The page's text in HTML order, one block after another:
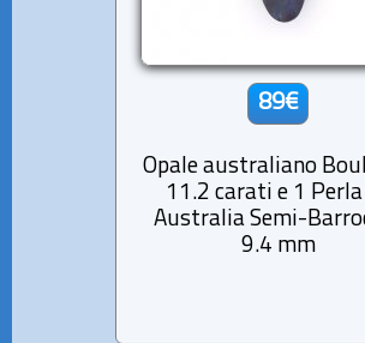
89€
Opale australiano
11.2 carati e 1 Perla
Australia Semi-
9.4 mm